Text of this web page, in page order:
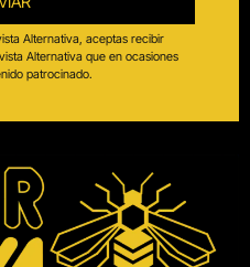
Alternativa, aceptas recibir
Alternativa que en ocasiones
patrocinado.